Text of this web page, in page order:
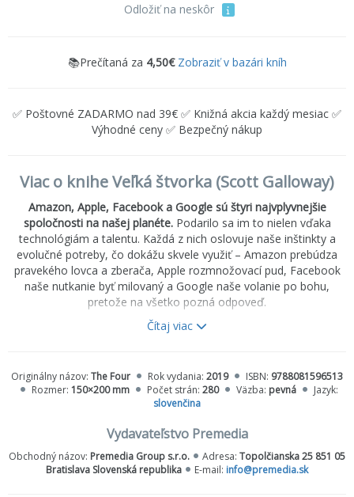
Odložiť na neskôr
📚Prečítaná za 4,50€ Zobraziť v bazári kníh
✅ Poštovné ZADARMO nad 39€ ✅ Knižná akcia každý mesiac ✅
Výhodné ceny ✅ Bezpečný nákup
Viac o knihe Veľká štvorka (Scott Galloway)
Amazon, Apple, Facebook a Google sú štyri najvplyvnejšie
spoločnosti na našej planéte.Podarilo sa im to nielen vďaka
technológiám a talentu. Každá z nich oslovuje naše inštinkty a
evolučné potreby, čo dokážu skvele využiť – Amazon prebúdza
pravekého lovca a zberača, Apple rozmnožovací pud, Facebook
naše nutkanie byť milovaný a Google naše volanie po bohu,
pretože na všetko pozná odpoveď.
Tieto firmy vytvorili nové odvetvia podnikania a zmenili pravidlá
priveľkej dôvery, ktorú sme do nich vložili. Namiesto opakovania
mýtov, ktoré tieto spoločnosti o sebe šíria, si kladie
Ako sa im podarilo infiltrovať naše životy tak úspešne, že sa im
prakticky nedokážeme vyhnúť?
Prečo im odpúšťame aj kroky, ktoré by iné firmy zničili?
A existuje šanca, že sa objaví piaty vyzývateľ?
Čítaj viac
Originálny názov: The Four Rok vydania: 2019 ISBN: 9788081596513
Rozmer: 150×200 mm Počet strán: 280 Väzba: pevná
Jazyk:
slovenčina
Vydavateľstvo Premedia
Obchodný názov: Premedia Group s.r.o. Adresa: Topolčianska 25 851 05
Bratislava Slovenská republika
E-mail: info@premedia.sk